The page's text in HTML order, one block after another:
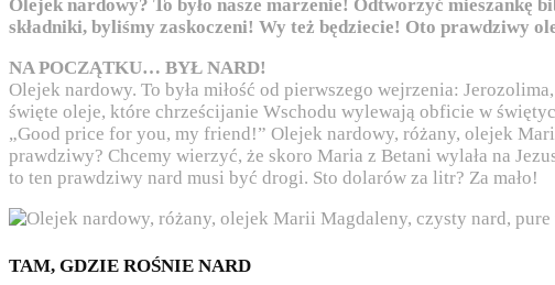
Olejek nardowy? To było nasze marzenie! Odtworzyć mieszankę
składniki, byliśmy zaskoczeni! Wy też będziecie! Oto prawdziwy
NA POCZĄTKU… BYŁ NARD!
Olejek nardowy. To była miłość od pierwszego wejrzenia:
święte oleje, które chrześcijanie Wschodu wylewają obficie w
„Good price for you, my friend!” Olejek nardowy, różany, olejek
prawdziwy? Chcemy wierzyć, że skoro Maria z Betani wylała na
to ten prawdziwy nard musi być drogi. Sto dolarów za litr? Za mało!
TAM, GDZIE ROŚNIE NARD